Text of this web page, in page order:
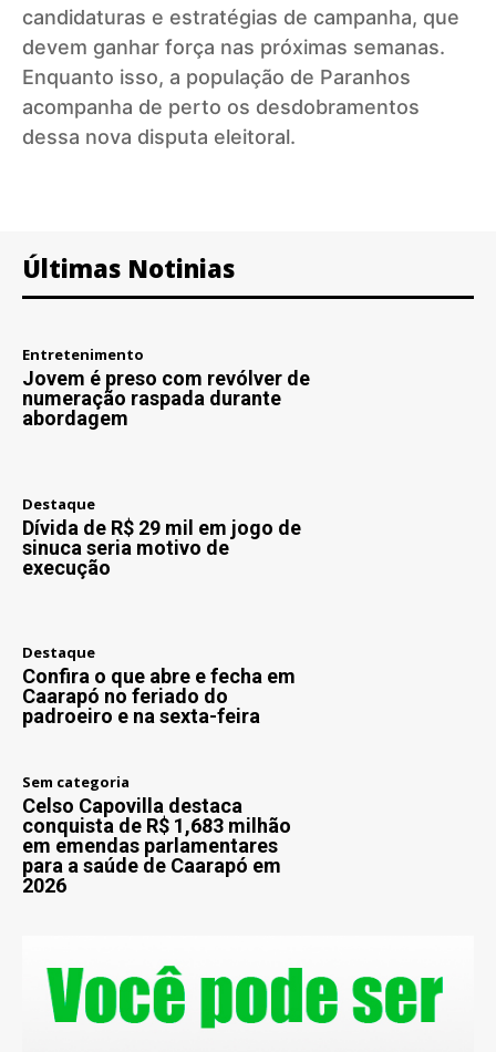
candidaturas e estratégias de campanha, que
devem ganhar força nas próximas semanas.
Enquanto isso, a população de Paranhos
acompanha de perto os desdobramentos
dessa nova disputa eleitoral.
Últimas Notinias
Entretenimento
Jovem é preso com revólver de
numeração raspada durante
abordagem
Destaque
Dívida de R$ 29 mil em jogo de
sinuca seria motivo de
execução
Destaque
Confira o que abre e fecha em
Caarapó no feriado do
padroeiro e na sexta-feira
Sem categoria
Celso Capovilla destaca
conquista de R$ 1,683 milhão
em emendas parlamentares
para a saúde de Caarapó em
2026